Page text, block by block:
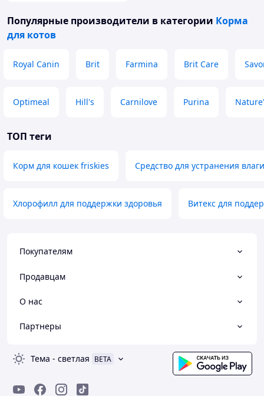
Популярные производители в категории Корма
для котов
Royal Canin Brit Farmina Brit Care
Optimeal Hill's Carnilove Purina
ТОП теги
Корм для кошек friskies Средство для устранения
Хлорофилл для поддержки здоровья Витекс для
Покупателям
Продавцам
О нас
Партнеры
Тема - светлая BETA